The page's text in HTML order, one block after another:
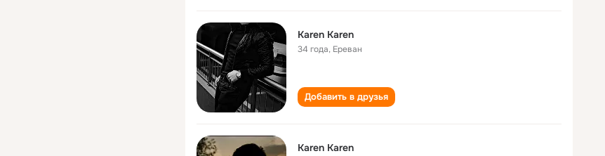
Karen Karen
34 года, Ереван
Добавить в друзья
Karen Karen